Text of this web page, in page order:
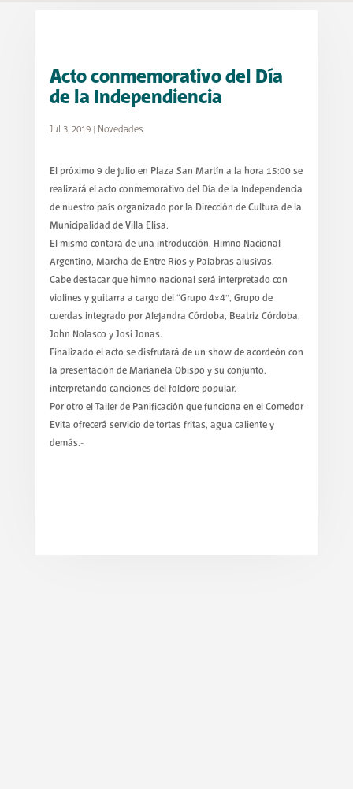
Acto conmemorativo del Día
de la Independiencia
Jul 3, 2019| Novedades
El próximo 9 de julio en Plaza San Martín a la hora 15:00 se
realizará el acto conmemorativo del Día de la Independencia
de nuestro país organizado por la Dirección de Cultura de la
Municipalidad de Villa Elisa.
El mismo contará de una introducción, Himno Nacional
Argentino, Marcha de Entre Ríos y Palabras alusivas.
Cabe destacar que himno nacional será interpretado con
violines y guitarra a cargo del “Grupo 4×4”, Grupo de
cuerdas integrado por Alejandra Córdoba, Beatriz Córdoba,
John Nolasco y Josi Jonas.
Finalizado el acto se disfrutará de un show de acordeón con
la presentación de Marianela Obispo y su conjunto,
interpretando canciones del folclore popular.
Por otro el Taller de Panificación que funciona en el Comedor
Evita ofrecerá servicio de tortas fritas, agua caliente y
demás.-